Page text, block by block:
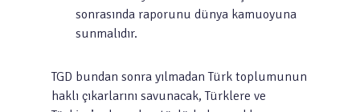
sonrasında raporunu dünya kamuoyuna
sunmalıdır.
TGD bundan sonra yılmadan Türk toplumunun
haklı çıkarlarını savunacak, Türklere ve